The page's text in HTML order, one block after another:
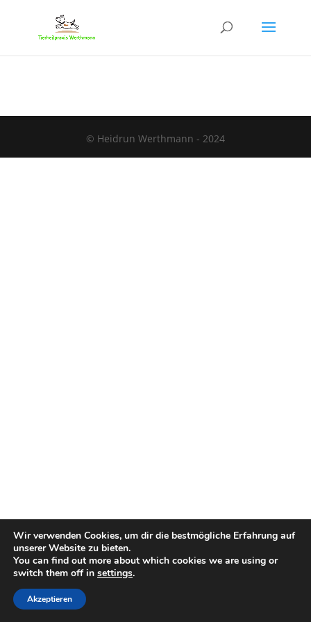
© Heidrun Werthmann - 2024
Wir verwenden Cookies, um dir die bestmögliche Erfahrung auf
unserer Website zu bieten.
You can find out more about which cookies we are using or
switch them off in settings.
Akzeptieren